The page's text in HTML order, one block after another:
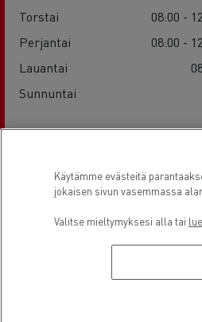
Torstai
08:00 -
Perjantai
08:00 -
Lauantai
Sunnuntai
Käytämme evästeitä
jokaisen sivun vasemmassa
Valitse mieltymyksesi alla tai